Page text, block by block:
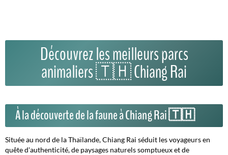
Découvrez les meilleurs parcs
animaliers 🇹🇭 Chiang Rai
À la découverte de la faune à Chiang Rai 🇹🇭
Située au nord de la Thaïlande, Chiang Rai séduit les voyageurs en
quête d'authenticité, de paysages naturels somptueux et de